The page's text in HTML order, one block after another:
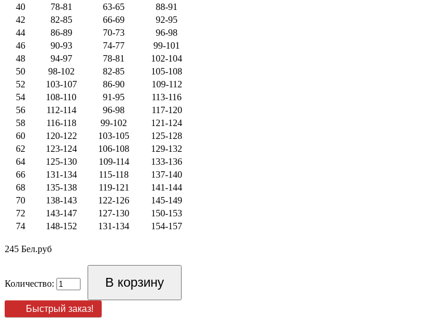
40 78-81 63-65
88-91
42
82-85 66-69
92-95
44
86-89 70-73
96-98
46
90-93 74-77
99-101
48
94-97 78-81
102-104
50
98-102 82-85
105-108
52
103-107 86-90
109-112
54
108-110 91-95
113-116
56
112-114 96-98
117-120
58
116-118 99-102
121-124
60
120-122 103-105
125-128
62
123-124 106-108
129-132
64
125-130 109-114
133-136
66
131-134 115-118
137-140
68
135-138 119-121
141-144
70
138-143 122-126
145-149
72
143-147 127-130
150-153
74
148-152 131-134 154-157
245 Бел.руб
Количество:
Быстрый заказ!